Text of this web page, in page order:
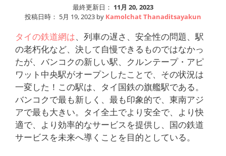
最終更新日： 11月 20, 2023
投稿日時： 5月 19, 2023 by Kamolchat Thanaditsayakun
タイの鉄道網は、列車の遅さ、安全性の問題、駅
の老朽化など、決して自慢できるものではなかっ
たが、バンコクの新しい駅、クルンテープ・アピ
ワット中央駅がオープンしたことで、その状況は
一変した！この駅は、タイ国鉄の旗艦駅である。
バンコクで最も新しく、最も印象的で、東南アジ
アで最も大きい。タイ全土でより安全で、より快
適で、より効率的なサービスを提供し、国の鉄道
サービスを未来へ導くことを目的としている。